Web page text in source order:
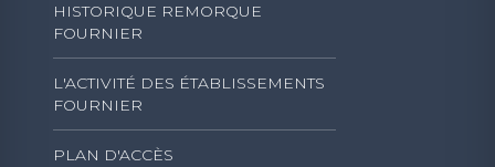
HISTORIQUE REMORQUE
FOURNIER
L'ACTIVITÉ DES ÉTABLISSEMENTS
FOURNIER
PLAN D'ACCÈS